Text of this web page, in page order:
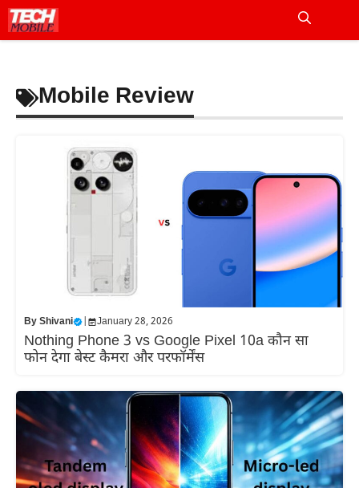
Skip
to
Mobile Review
ByShivani January 28, 2026
Nothing Phone 3 vs Google Pixel 10a कौन सा
फोन देगा बेस्ट कैमरा और परफॉर्मेंस